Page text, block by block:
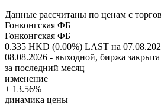
Данные рассчитаны по ценам с
Гонконгская ФБ
Гонконгская ФБ
0.335 HKD (0.00%) LAST на
08.08.2026 - выходной, биржа закрыта
за последний месяц
изменение
+ 13.56%
динамика цены